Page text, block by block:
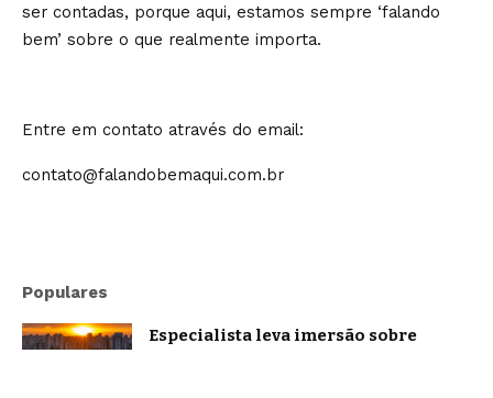
ser contadas, porque aqui, estamos sempre ‘falando
bem’ sobre o que realmente importa.
Entre em contato através do email:
contato@falandobemaqui.com.br
Populares
Especialista leva imersão sobre